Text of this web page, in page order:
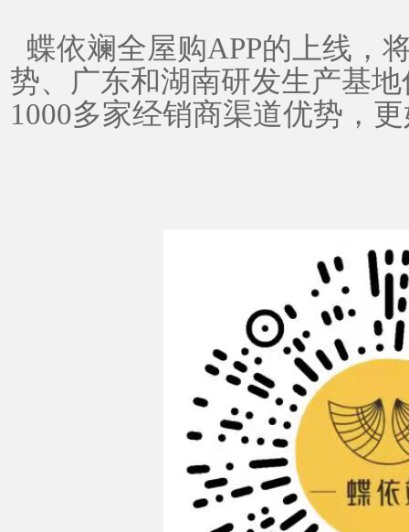
蝶依斓全屋购APP的上线，
势、广东和湖南研发生产基
1000多家经销商渠道优势，